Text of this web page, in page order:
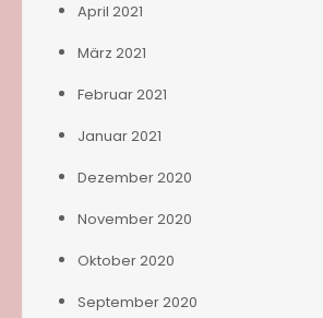
April 2021
März 2021
Februar 2021
Januar 2021
Dezember 2020
November 2020
Oktober 2020
September 2020